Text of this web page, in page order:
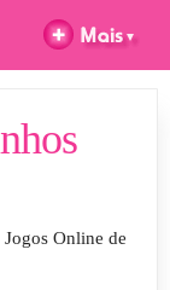
Online de